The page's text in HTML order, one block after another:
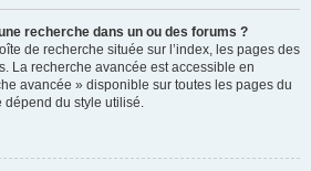
recherche dans un ou des forums ?
de recherche située sur l’index, les pages des
La recherche avancée est accessible en
avancée » disponible sur toutes les pages du
dépend du style utilisé.